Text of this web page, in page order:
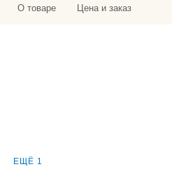
О товаре Цена и заказ
ЕЩЁ 1